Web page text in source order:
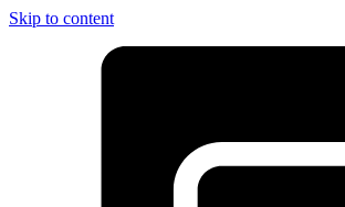
Skip to content